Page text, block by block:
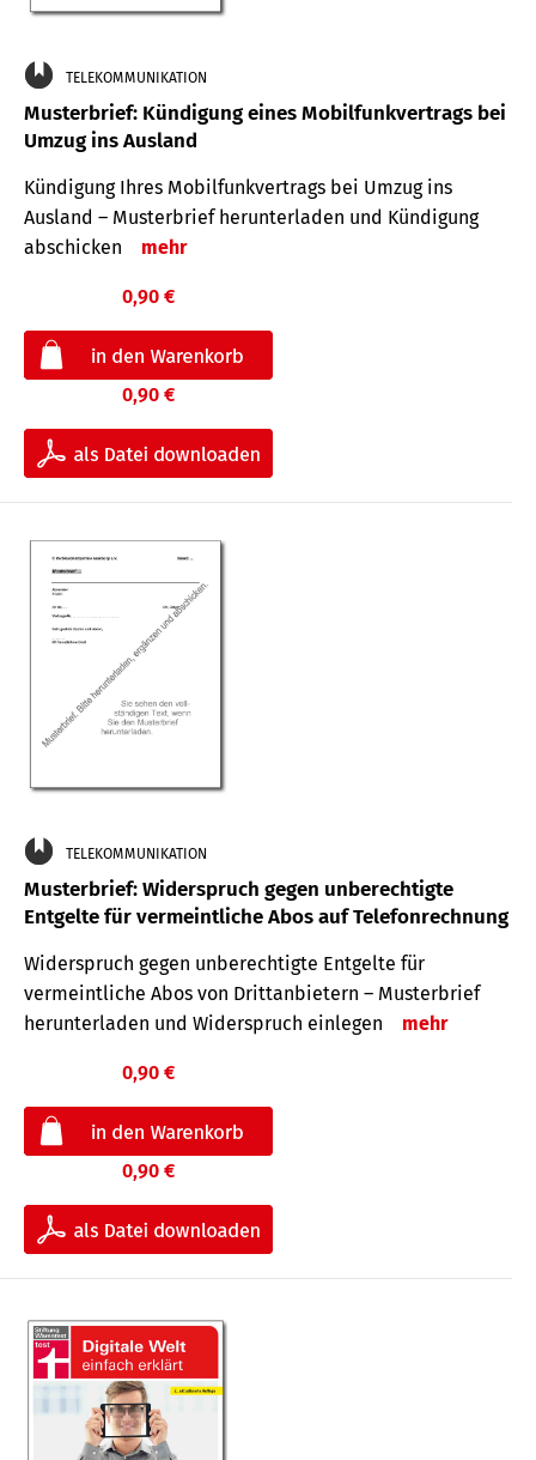
TELEKOMMUNIKATION
Musterbrief: Kündigung eines Mobilfunkvertrags bei
Umzug ins Ausland
Kündigung Ihres Mobilfunkvertrags bei Umzug ins
Ausland – Musterbrief herunterladen und Kündigung
abschicken
mehr
0,90 €
0,90 €
TELEKOMMUNIKATION
Musterbrief: Widerspruch gegen unberechtigte
Entgelte für vermeintliche Abos auf Telefonrechnung
Widerspruch gegen unberechtigte Entgelte für
vermeintliche Abos von Drittanbietern – Musterbrief
herunterladen und Widerspruch einlegen
mehr
0,90 €
0,90 €